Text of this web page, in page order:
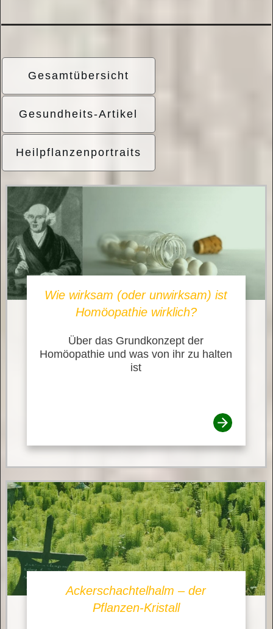
Gesamtübersicht
Gesundheits-Artikel
Heilpflanzenportraits
Wie wirksam (oder unwirksam) ist
Homöopathie wirklich?
Über das Grundkonzept der
Homöopathie und was von ihr zu halten
ist
Ackerschachtelhalm – der
Pflanzen-Kristall